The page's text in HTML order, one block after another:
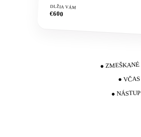
DLŽIA VÁM
€600
● ZMEŠKANÉ
● VČAS
● NÁSTUP